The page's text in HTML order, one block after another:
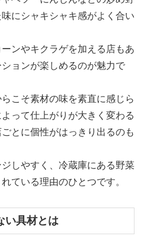
にシャキシャキ感がよく合い
ンやキクラゲを加える店もあ
ョンが楽しめるのが魅力で
こそ素材の味を素直に感じら
って仕上がりが大きく変わる
とに個性がはっきり出るのも
しやすく、冷蔵庫にある野菜
ている理由のひとつです。
い具材とは